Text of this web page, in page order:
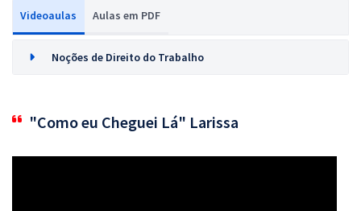
Videoaulas Aulas em PDF
Noções de Direito do Trabalho
"Como eu Cheguei Lá" Larissa